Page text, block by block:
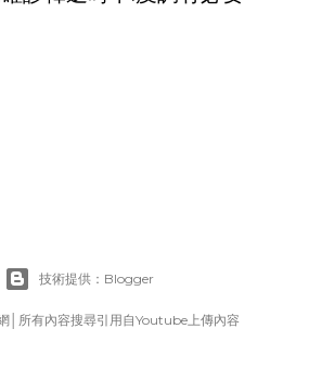
技術提供：Blogger
│所有內容搜尋引用自Youtube上傳內容